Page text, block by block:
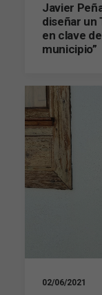
Javier
diseñar un
en clave
municipio”
02/06/2021